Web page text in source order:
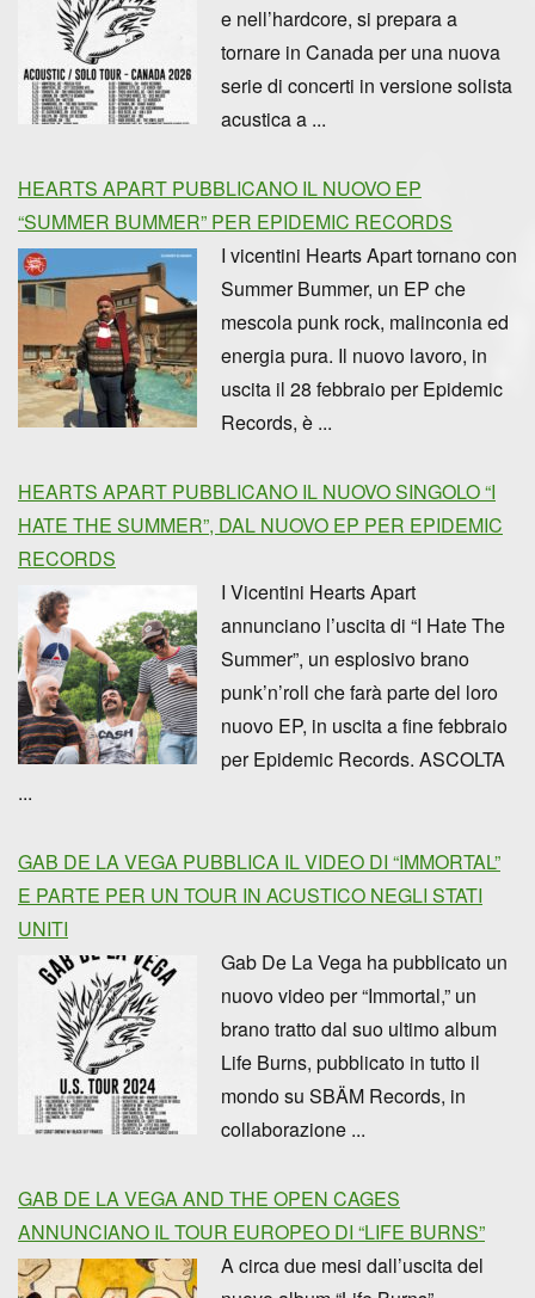
e nell’hardcore, si prepara a
tornare in Canada per una nuova
serie di concerti in versione solista
acustica a ...
HEARTS APART PUBBLICANO IL NUOVO EP
“SUMMER BUMMER” PER EPIDEMIC RECORDS
I vicentini Hearts Apart tornano con
Summer Bummer, un EP che
mescola punk rock, malinconia ed
energia pura. Il nuovo lavoro, in
uscita il 28 febbraio per Epidemic
Records, è ...
HEARTS APART PUBBLICANO IL NUOVO SINGOLO “I
HATE THE SUMMER”, DAL NUOVO EP PER EPIDEMIC
RECORDS
I Vicentini Hearts Apart
annunciano l’uscita di “I Hate The
Summer”, un esplosivo brano
punk’n’roll che farà parte del loro
nuovo EP, in uscita a fine febbraio
per Epidemic Records. ASCOLTA
...
GAB DE LA VEGA PUBBLICA IL VIDEO DI “IMMORTAL”
E PARTE PER UN TOUR IN ACUSTICO NEGLI STATI
UNITI
Gab De La Vega ha pubblicato un
nuovo video per “Immortal,” un
brano tratto dal suo ultimo album
Life Burns, pubblicato in tutto il
mondo su SBÄM Records, in
collaborazione ...
GAB DE LA VEGA AND THE OPEN CAGES
ANNUNCIANO IL TOUR EUROPEO DI “LIFE BURNS”
A circa due mesi dall’uscita del